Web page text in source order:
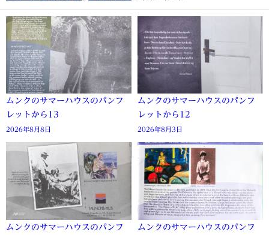
ムンクのサマーハウスのパンフ
レットから13
2026年8月8日
ムンクのサマーハウスのパンフ
レットから12
2026年8月3日
ムンクのサマーハウスのパンフ
ムンクのサマーハウスのパンフ